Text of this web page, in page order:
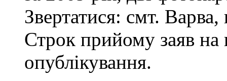
Звертатися: смт.
Строк прийому заяв на
опублікування.